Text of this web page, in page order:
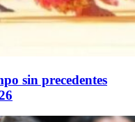
sin precedentes